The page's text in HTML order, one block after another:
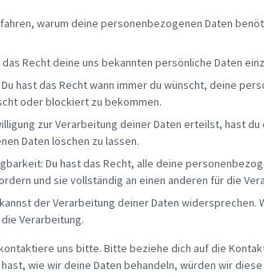
warum deine personenbezogenen Daten
Recht deine uns bekannten persönliche Daten
hast das Recht wann immer du wünscht, deine
oder blockiert zu bekommen.
zur Verarbeitung deiner Daten erteilst, hast
Daten löschen zu lassen.
Du hast das Recht, alle deine
und sie vollständig an einen anderen für die
der Verarbeitung deiner Daten
Verarbeitung.
uns bitte. Bitte beziehe dich auf die
wie wir deine Daten behandeln, würden wir